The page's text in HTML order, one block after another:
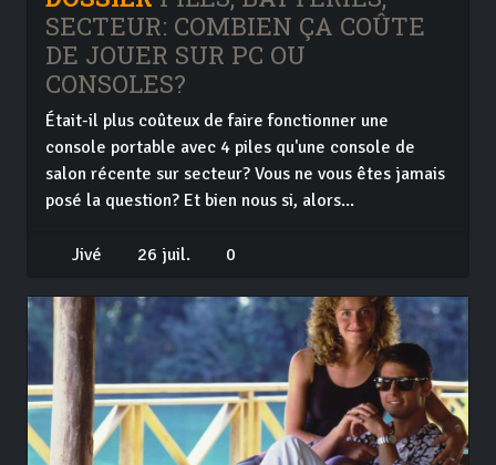
SECTEUR: COMBIEN ÇA COÛTE
DE JOUER SUR PC OU
CONSOLES?
Était-il plus coûteux de faire fonctionner une
console portable avec 4 piles qu'une console de
salon récente sur secteur? Vous ne vous êtes jamais
posé la question? Et bien nous si, alors...
Jivé 26 juil. 0